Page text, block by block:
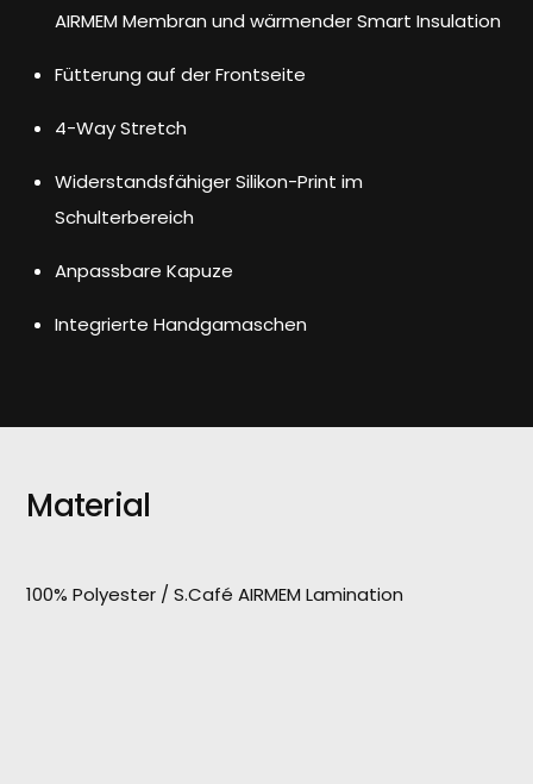
AIRMEM Membran und wärmender Smart Insulation
Fütterung auf der Frontseite
4-Way Stretch
Widerstandsfähiger Silikon-Print im
Schulterbereich
Anpassbare Kapuze
Integrierte Handgamaschen
Material
100% Polyester / S.Café AIRMEM Lamination